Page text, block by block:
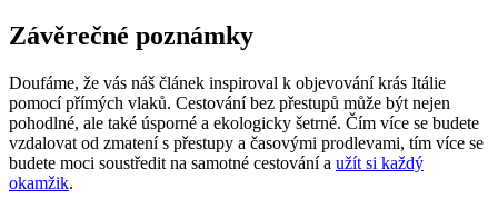
Závěrečné poznámky
Doufáme, že vás náš článek inspiroval k objevování krás Itálie
pomocí přímých vlaků. Cestování bez přestupů může být nejen
pohodlné, ale také úsporné a ekologicky šetrné. Čím více se budete
vzdalovat od zmatení s přestupy a časovými prodlevami, tím více se
budete moci soustředit na samotné cestování a užít si každý
okamžik.